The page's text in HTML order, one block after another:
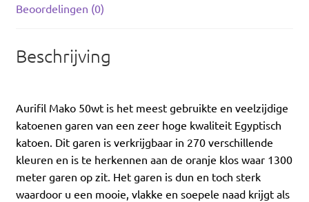
Beoordelingen (0)
Beschrijving
Aurifil Mako 50wt is het meest gebruikte en veelzijdige
katoenen garen van een zeer hoge kwaliteit Egyptisch
katoen. Dit garen is verkrijgbaar in 270 verschillende
kleuren en is te herkennen aan de oranje klos waar 1300
meter garen op zit. Het garen is dun en toch sterk
waardoor u een mooie, vlakke en soepele naad krijgt als